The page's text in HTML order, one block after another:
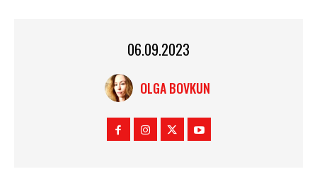
06.09.2023
OLGA BOVKUN